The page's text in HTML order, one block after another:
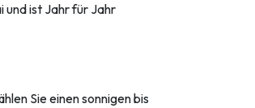
und ist Jahr für Jahr
Sie einen sonnigen bis